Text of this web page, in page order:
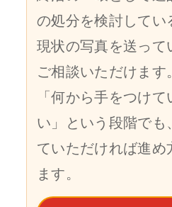
の処分を検討してい
現状の写真を送って
ご相談いただけます。
「何から手をつけ
い」という段階でも
ていただければ進め
ます。